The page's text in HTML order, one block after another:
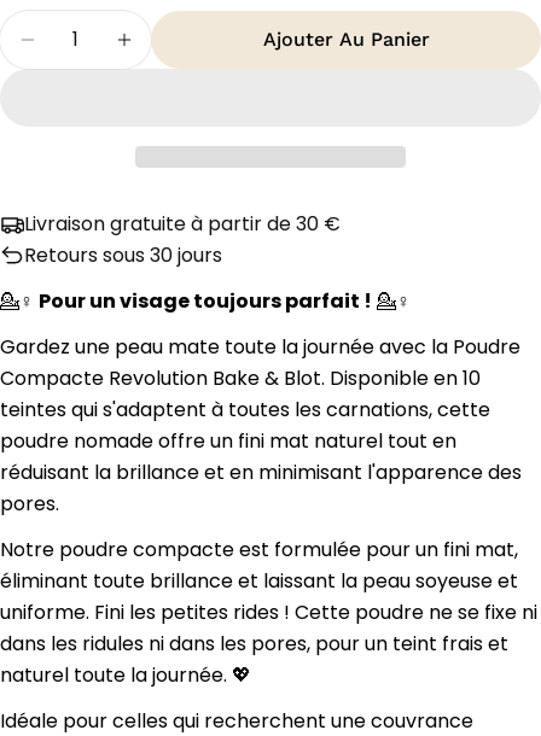
Quantité
Diminuer La Quantité Pour Revolution Powder
Augmenter La Quantité Pour
Ajouter Au Panier
Livraison gratuite à partir de 30 €
Retours sous 30 jours
💁♀️ Pour un visage toujours parfait ! 💁♀️
Gardez une peau mate toute la journée avec la Poudre
Compacte Revolution Bake & Blot. Disponible en 10
teintes qui s'adaptent à toutes les carnations, cette
poudre nomade offre un fini mat naturel tout en
réduisant la brillance et en minimisant l'apparence des
pores.
Notre poudre compacte est formulée pour un fini mat,
éliminant toute brillance et laissant la peau soyeuse et
uniforme. Fini les petites rides ! Cette poudre ne se fixe ni
dans les ridules ni dans les pores, pour un teint frais et
naturel toute la journée. 💖
Idéale pour celles qui recherchent une couvrance